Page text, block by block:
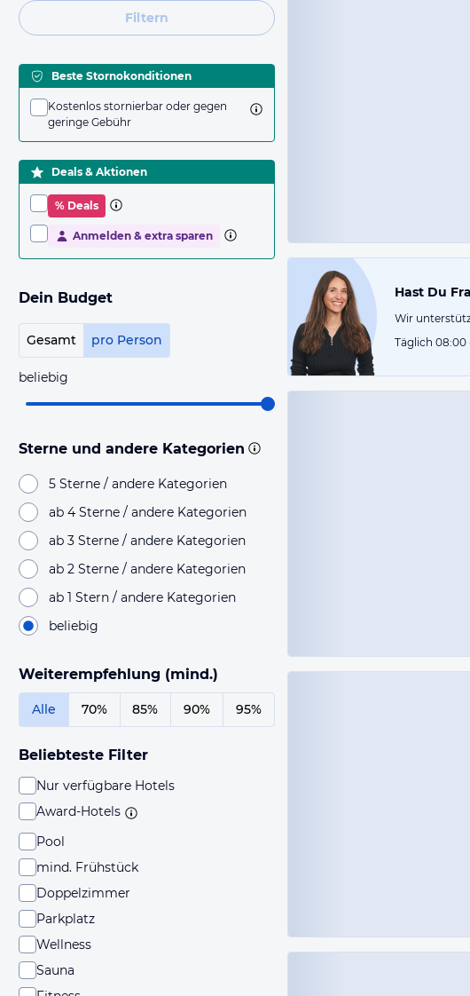
Filtern
Beste Stornokonditionen
Kostenlos stornierbar oder gegen
geringe Gebühr
Deals & Aktionen
% Deals
Anmelden & extra sparen
Dein Budget
Gesamt pro Person
beliebig
Sterne und andere Kategorien
5 Sterne / andere Kategorien
ab 4 Sterne / andere Kategorien
ab 3 Sterne / andere Kategorien
ab 2 Sterne / andere Kategorien
ab 1 Stern / andere Kategorien
beliebig
Weiterempfehlung (mind.)
Alle 70% 85% 90% 95%
Beliebteste Filter
Nur verfügbare Hotels
Award-Hotels
Pool
mind. Frühstück
Doppelzimmer
Parkplatz
Wellness
Sauna
Hast Du
Wir
Täglich 08:00